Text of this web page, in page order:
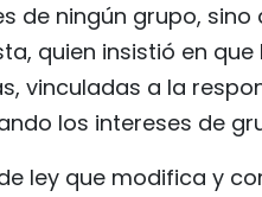
de ningún grupo,
quien insistió en
vinculadas a la
los intereses de
ley que modifica y